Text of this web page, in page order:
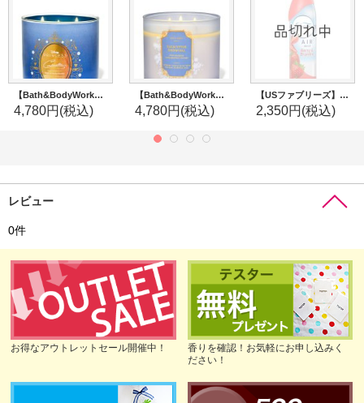
【Bath&BodyWorks】《Disney Princessコラボ》3-wickキャンドル（14.5oz）：Cinderella (シンデレラ)
4,780円(税込)
【Bath&BodyWorks】3-wickキャンドル（14.5oz）：ユーカリスノーフォール
4,780円(税込)
【USファブリーズ】エアーフレッシュナー：ベリー＆ブランブル
2,350円(税込)
レビュー
0件
お得なアウトレットセール開催中！
香りを確認！お気軽にお申し込みく
ださい！